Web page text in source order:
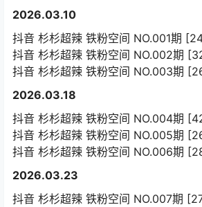
2026.03.10
抖音 杉杉超辣 铁粉空间 NO.001期
抖音 杉杉超辣 铁粉空间 NO.002期
抖音 杉杉超辣 铁粉空间 NO.003期
2026.03.18
抖音 杉杉超辣 铁粉空间 NO.004期
抖音 杉杉超辣 铁粉空间 NO.005期
抖音 杉杉超辣 铁粉空间 NO.006期
2026.03.23
抖音 杉杉超辣 铁粉空间 NO.007期